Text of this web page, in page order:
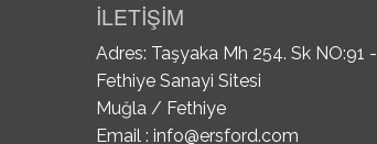
İLETİŞİM
Adres: Taşyaka Mh 254. Sk NO:91 -
Fethiye Sanayi Sitesi
Muğla / Fethiye
Email : info@ersford.com